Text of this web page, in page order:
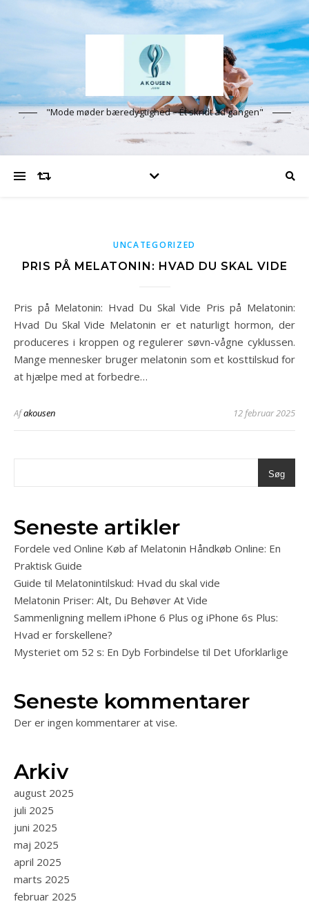
"Mode møder bæredygtighed – Ét skridt ad gangen"
UNCATEGORIZED
PRIS PÅ MELATONIN: HVAD DU SKAL VIDE
Pris på Melatonin: Hvad Du Skal Vide Pris på Melatonin:
Hvad Du Skal Vide Melatonin er et naturligt hormon, der
produceres i kroppen og regulerer søvn-vågne cyklussen.
Mange mennesker bruger melatonin som et kosttilskud for
at hjælpe med at forbedre…
Afakousen 12 februar 2025
Søg
Seneste artikler
Fordele ved Online Køb af Melatonin Håndkøb Online: En
Praktisk Guide
Guide til Melatonintilskud: Hvad du skal vide
Melatonin Priser: Alt, Du Behøver At Vide
Sammenligning mellem iPhone 6 Plus og iPhone 6s Plus:
Hvad er forskellene?
Mysteriet om 52 s: En Dyb Forbindelse til Det Uforklarlige
Seneste kommentarer
Der er ingen kommentarer at vise.
Arkiv
august 2025
juli 2025
juni 2025
maj 2025
april 2025
marts 2025
februar 2025